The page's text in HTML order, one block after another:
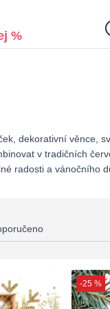
%
dekorativní věnce,
v tradičních
radosti a vánočního
-25 %